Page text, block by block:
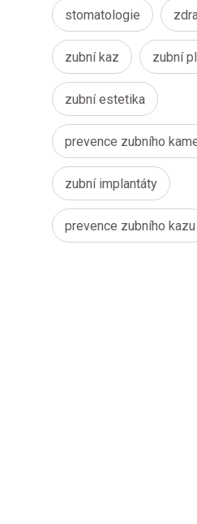
stomatologie
zubní kaz zubní
zubní estetika
prevence zubního
zubní implantáty
prevence zubního kazu